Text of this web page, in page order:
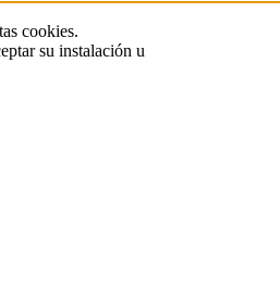
cookies.
su instalación u